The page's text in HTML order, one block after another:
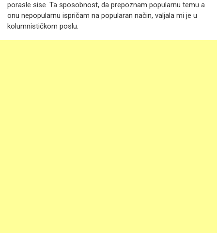
porasle sise. Ta sposobnost, da prepoznam popularnu temu a
onu nepopularnu ispričam na popularan način, valjala mi je u
kolumnističkom poslu.